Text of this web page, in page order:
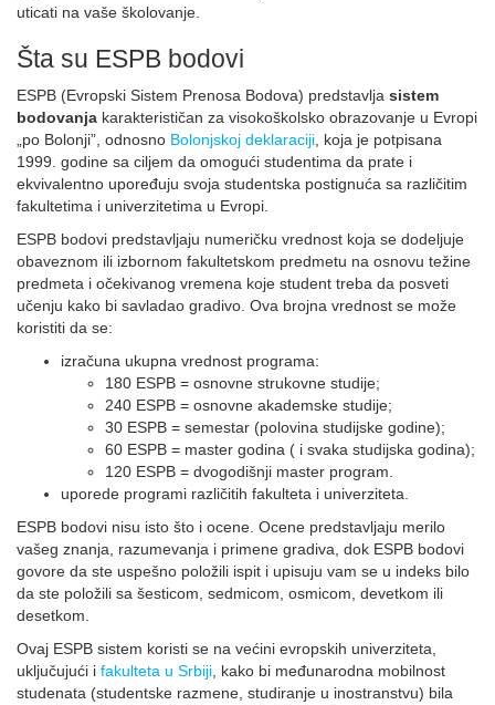
uticati na vaše školovanje.
Šta su ESPB bodovi
ESPB (Evropski Sistem Prenosa Bodova) predstavlja sistem
bodovanja karakterističan za visokoškolsko obrazovanje u Evropi
„po Bolonji”, odnosno Bolonjskoj deklaraciji , koja je potpisana
1999. godine sa ciljem da omogući studentima da prate i
ekvivalentno upoređuju svoja studentska postignuća sa različitim
fakultetima i univerzitetima u Evropi.
ESPB bodovi predstavljaju numeričku vrednost koja se dodeljuje
obaveznom ili izbornom fakultetskom predmetu na osnovu težine
predmeta i očekivanog vremena koje student treba da posveti
učenju kako bi savladao gradivo. Ova brojna vrednost se može
koristiti da se:
izračuna ukupna vrednost programa:
180 ESPB = osnovne strukovne studije;
240 ESPB = osnovne akademske studije;
30 ESPB = semestar (polovina studijske godine);
60 ESPB = master godina ( i svaka studijska godina);
120 ESPB = dvogodišnji master program.
uporede programi različitih fakulteta i univerziteta.
ESPB bodovi nisu isto što i ocene. Ocene predstavljaju merilo
vašeg znanja, razumevanja i primene gradiva, dok ESPB bodovi
govore da ste uspešno položili ispit i upisuju vam se u indeks bilo
da ste položili sa šesticom, sedmicom, osmicom, devetkom ili
desetkom.
Ovaj ESPB sistem koristi se na većini evropskih univerziteta,
uključujući i fakulteta u Srbiji , kako bi međunarodna mobilnost
studenata (studentske razmene, studiranje u inostranstvu) bila